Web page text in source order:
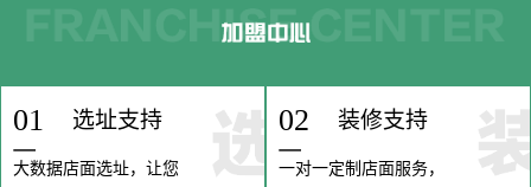
01 选址支持
大数据店面选址，让您
02 装修支持
一对一定制店面服务，